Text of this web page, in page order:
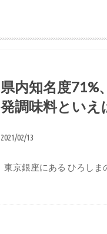
県内知名度71%
発調味料といえ
2021/02/13
東京銀座にある ひろし